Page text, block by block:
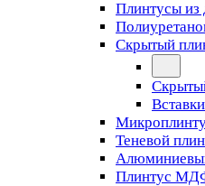
Плинтусы
Скрытый
Теневой
Плинтус